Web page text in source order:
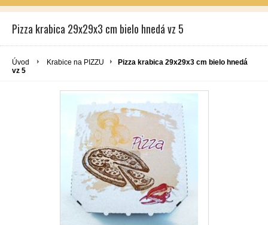
Pizza krabica 29x29x3 cm bielo hnedá vz 5
Úvod Krabice na PIZZU
Pizza krabica 29x29x3 cm bielo hnedá
vz 5